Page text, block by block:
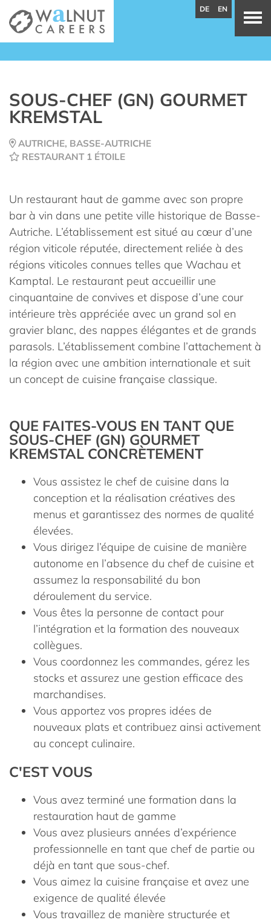
SOUS-CHEF (GN) GOURMET
KREMSTAL
AUTRICHE, BASSE-AUTRICHE
RESTAURANT 1 ÉTOILE
Un restaurant haut de gamme avec son propre
bar à vin dans une petite ville historique de Basse-
Autriche. L’établissement est situé au cœur d’une
région viticole réputée, directement reliée à des
régions viticoles connues telles que Wachau et
Kamptal. Le restaurant peut accueillir une
cinquantaine de convives et dispose d’une cour
intérieure très appréciée avec un grand sol en
gravier blanc, des nappes élégantes et de grands
parasols. L’établissement combine l’attachement à
la région avec une ambition internationale et suit
un concept de cuisine française classique.
QUE FAITES-VOUS EN TANT QUE
SOUS-CHEF (GN) GOURMET
KREMSTAL CONCRÈTEMENT
Vous assistez le chef de cuisine dans la
conception et la réalisation créatives des
menus et garantissez des normes de qualité
élevées.
Vous dirigez l’équipe de cuisine de manière
autonome en l’absence du chef de cuisine et
assumez la responsabilité du bon
déroulement du service.
Vous êtes la personne de contact pour
l’intégration et la formation des nouveaux
collègues.
Vous coordonnez les commandes, gérez les
stocks et assurez une gestion efficace des
marchandises.
Vous apportez vos propres idées de
nouveaux plats et contribuez ainsi activement
au concept culinaire.
C'EST VOUS
Vous avez terminé une formation dans la
restauration haut de gamme
Vous avez plusieurs années d’expérience
professionnelle en tant que chef de partie ou
déjà en tant que sous-chef.
Vous aimez la cuisine française et avez une
exigence de qualité élevée
Vous travaillez de manière structurée et
DE EN